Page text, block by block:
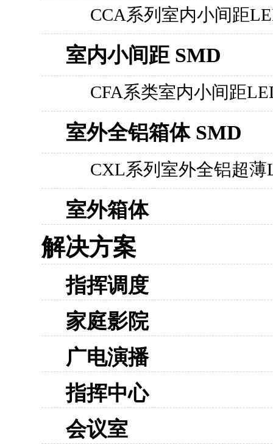
CCA系列室内小间距
室内小间距 SMD
CFA系类室内小间距
室外全铝箱体 SMD
CXL系列室外全铝超薄
室外箱体
解决方案
指挥调度
家庭影院
广电演播
指挥中心
会议室